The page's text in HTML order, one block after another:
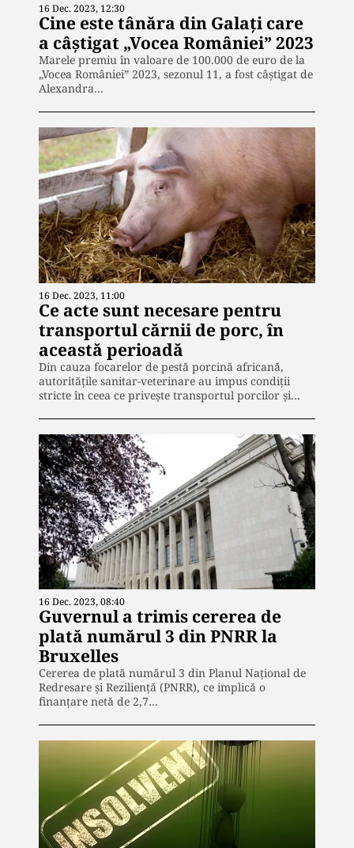
16 Dec. 2023, 12:30
Cine este tânăra din Galați care
a câștigat „Vocea României” 2023
Marele premiu în valoare de 100.000 de euro de la
„Vocea României” 2023, sezonul 11, a fost câștigat de
Alexandra…
16 Dec. 2023, 11:00
Ce acte sunt necesare pentru
transportul cărnii de porc, în
această perioadă
Din cauza focarelor de pestă porcină africană,
autoritățile sanitar-veterinare au impus condiții
stricte în ceea ce privește transportul porcilor și…
16 Dec. 2023, 08:40
Guvernul a trimis cererea de
plată numărul 3 din PNRR la
Bruxelles
Cererea de plată numărul 3 din Planul Național de
Redresare și Reziliență (PNRR), ce implică o
finanțare netă de 2,7…